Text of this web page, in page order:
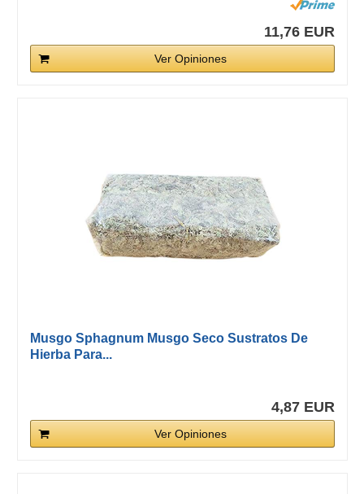
11,76 EUR
Ver Opiniones
Musgo Sphagnum Musgo Seco Sustratos De
Hierba Para...
4,87 EUR
Ver Opiniones